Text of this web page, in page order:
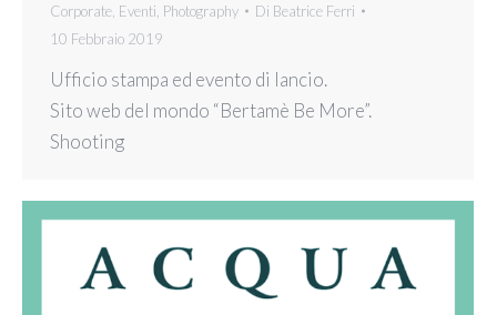
Corporate Eventi Photography Di Beatrice Ferri
10 Febbraio 2019
Ufficio stampa ed evento di lancio.
Sito web del mondo “Bertamè Be More”.
Shooting